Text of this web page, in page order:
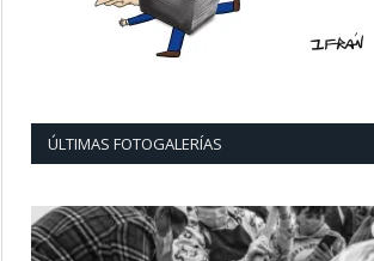
ÚLTIMAS FOTOGALERÍAS